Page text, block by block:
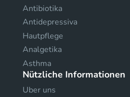
Antibiotika
Antidepressiva
Hautpflege
Analgetika
Asthma
Nützliche Informationen
Uber uns